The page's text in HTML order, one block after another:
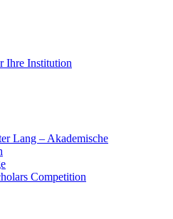
Ihre Institution
Lang – Akademische
Competition